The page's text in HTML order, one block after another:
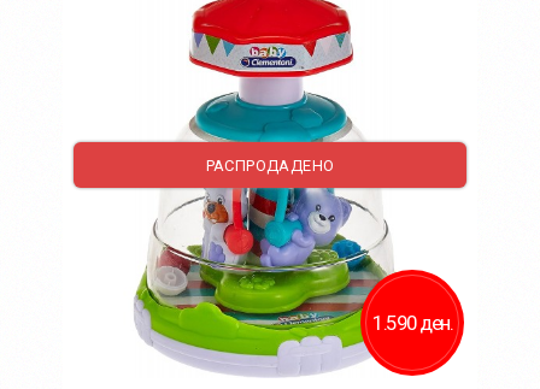
Додај во желби
Додај за споредба
РАСПРОДАДЕНО
1.590 ден.